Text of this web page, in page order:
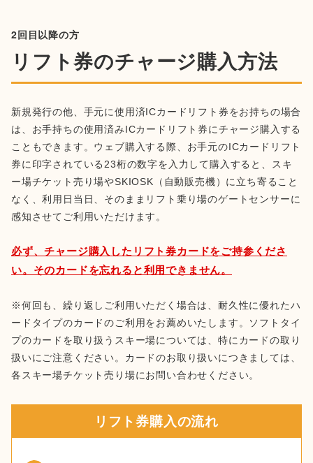
2回目以降の方
リフト券のチャージ購入方法
新規発行の他、手元に使用済ICカードリフト券をお持ちの場合
は、お手持ちの使用済みICカードリフト券にチャージ購入する
こともできます。ウェブ購入する際、お手元のICカードリフト
券に印字されている23桁の数字を入力して購入すると、スキ
ー場チケット売り場やSKIOSK（自動販売機）に立ち寄ること
なく、利用日当日、そのままリフト乗り場のゲートセンサーに
感知させてご利用いただけます。
必ず、チャージ購入したリフト券カードをご持参くださ
い。そのカードを忘れると利用できません。
※何回も、繰り返しご利用いただく場合は、耐久性に優れたハ
ードタイプのカードのご利用をお薦めいたします。ソフトタイ
プのカードを取り扱うスキー場については、特にカードの取り
扱いにご注意ください。カードのお取り扱いにつきましては、
各スキー場チケット売り場にお問い合わせください。
リフト券購入の流れ